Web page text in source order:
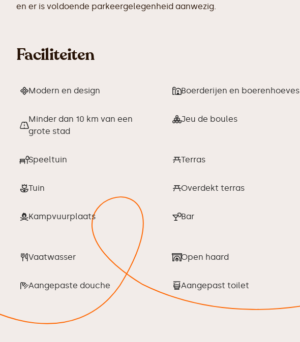
en er is voldoende parkeergelegenheid aanwezig.
Faciliteiten
Modern en design Boerderijen en boerenhoeves
Minder dan 10 km van een
grote stad
Jeu de boules
Speeltuin Terras
Tuin Overdekt terras
Kampvuurplaats Bar
Vaatwasser Open haard
Aangepaste douche Aangepast toilet